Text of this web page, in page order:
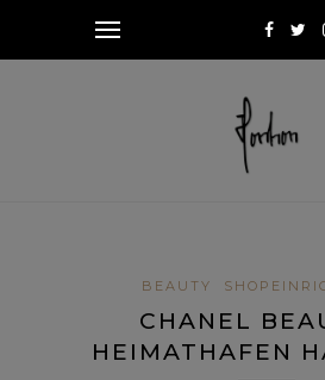
BEAUTY
CHANEL
HEIMATHAFEN